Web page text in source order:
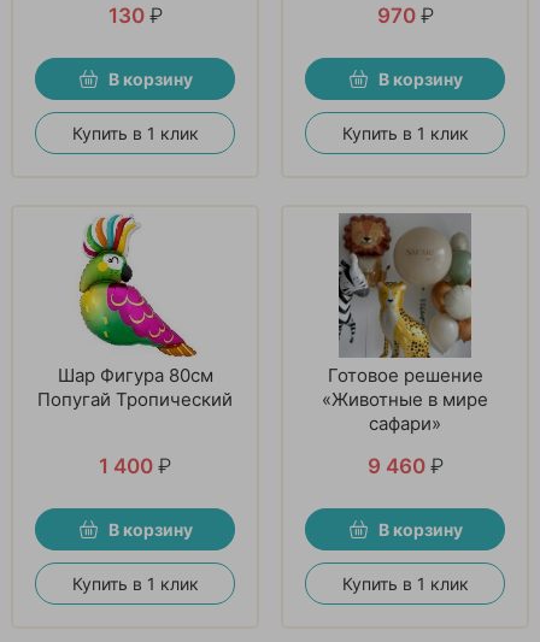
130 ₽
В корзину
Купить в 1 клик
970 ₽
В корзину
Купить в 1 клик
Шар Фигура 80см
Попугай Тропический
1 400 ₽
В корзину
Купить в 1 клик
Готовое решение
«Животные в мире
сафари»
9 460 ₽
В корзину
Купить в 1 клик